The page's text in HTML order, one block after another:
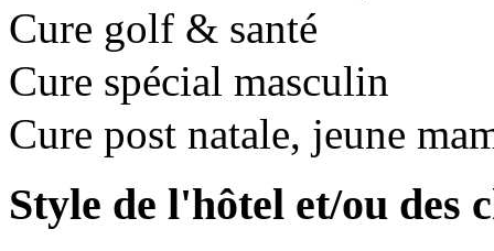
Cure golf & santé
Cure spécial masculin
Cure post natale, jeune
Style de l'hôtel et/ou des